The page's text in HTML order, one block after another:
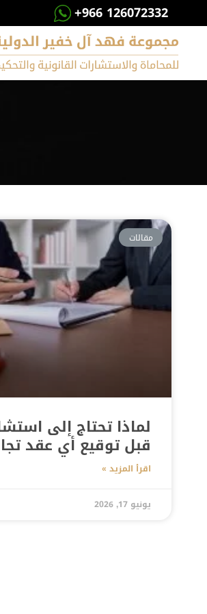
+966 126072332
مقالات
لماذا تحتاج إلى
قبل توقيع أي عقد
اقرأ المزيد »
يونيو 17, 2026